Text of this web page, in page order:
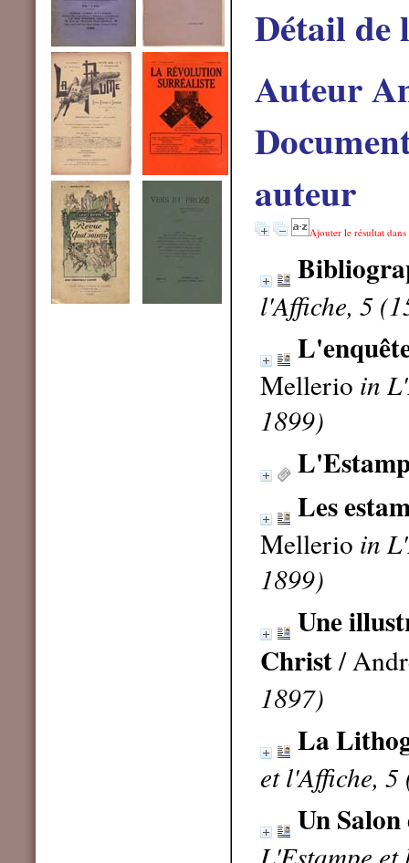
Détail de
Auteur
auteur
Ajouter le résultat
l'Affiche, 5
Mellerio in
1899)
Les
Mellerio in
1899)
Une
Christ/
1897)
La
et l'Affiche,
Un